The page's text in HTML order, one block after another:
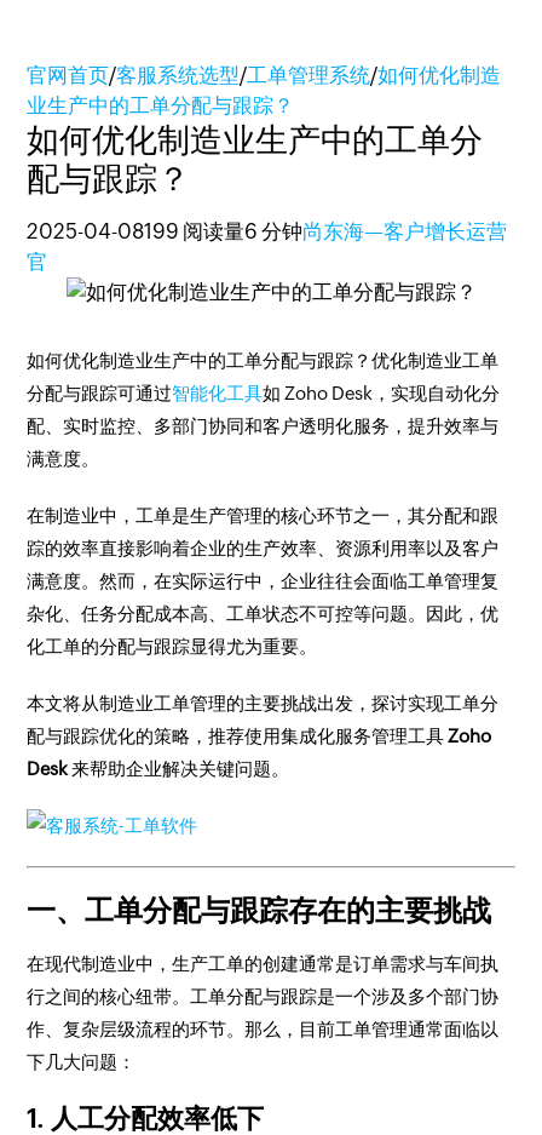
官网首页/客服系统选型/工单管理系统/如何优化制造
业生产中的工单分配与跟踪？
如何优化制造业生产中的工单分
配与跟踪？
2025-04-08199 阅读量6 分钟尚东海—客户增长运营
官
如何优化制造业生产中的工单分配与跟踪？优化制造业工单
分配与跟踪可通过智能化工具如 Zoho Desk，实现自动化分
配、实时监控、多部门协同和客户透明化服务，提升效率与
满意度。
在制造业中，工单是生产管理的核心环节之一，其分配和跟
踪的效率直接影响着企业的生产效率、资源利用率以及客户
满意度。然而，在实际运行中，企业往往会面临工单管理复
杂化、任务分配成本高、工单状态不可控等问题。因此，优
化工单的分配与跟踪显得尤为重要。
本文将从制造业工单管理的主要挑战出发，探讨实现工单分
配与跟踪优化的策略，推荐使用集成化服务管理工具Zoho
Desk来帮助企业解决关键问题。
一、工单分配与跟踪存在的主要挑战
在现代制造业中，生产工单的创建通常是订单需求与车间执
行之间的核心纽带。工单分配与跟踪是一个涉及多个部门协
作、复杂层级流程的环节。那么，目前工单管理通常面临以
下几大问题：
1. 人工分配效率低下